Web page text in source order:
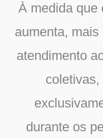
À medida que
aumenta,
atendimento
durante os